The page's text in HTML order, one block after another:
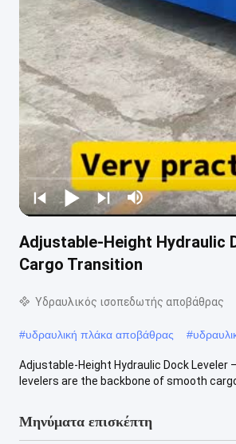
Adjustable-Height Hydraulic
Cargo Transition
Υδραυλικός ισοπεδωτής αποβάθρας
#υδραυλική πλάκα αποβάθρας #
Adjustable-Height Hydraulic Dock
levelers are the backbone of smooth
Μηνύματα επισκέπτη